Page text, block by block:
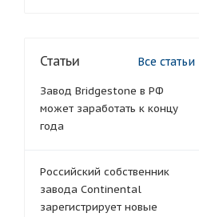
Статьи Все статьи
Завод Bridgestone в РФ
может заработать к концу
года
Российский собственник
завода Continental
зарегистрирует новые